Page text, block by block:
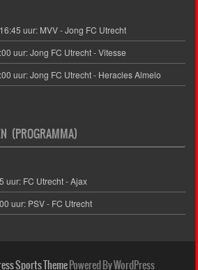
uur: MVV - Jong FC Utrecht
uur: Jong FC Utrecht - Vitesse
uur: Jong FC Utrecht - Heracles Almelo
(PROGRAMMA)
uur: FC Utrecht - Ajax
uur: PSV - FC Utrecht
Sports ThemePowered By WordPress